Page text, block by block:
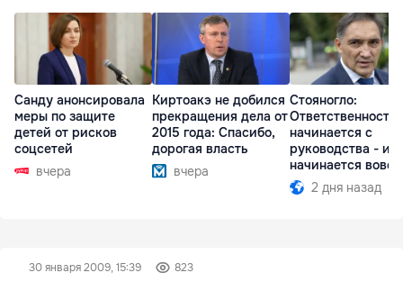
Санду анонсировала
меры по защите
детей от рисков
соцсетей
вчера
Киртоакэ не добился
прекращения дела от
2015 года: Спасибо,
дорогая власть
вчера
Стояногло:
Ответственность
начинается с
руководства -
начинается вовсе
2 дня назад
30 января 2009, 15:39 823